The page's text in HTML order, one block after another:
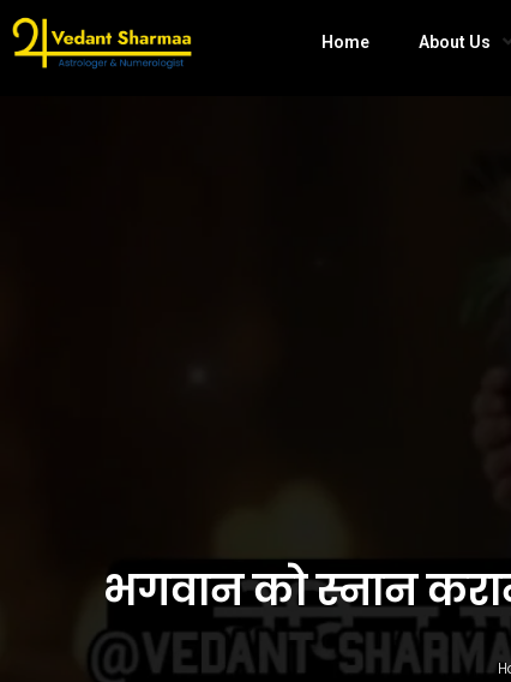
Home About Us
भगवान को स्नान